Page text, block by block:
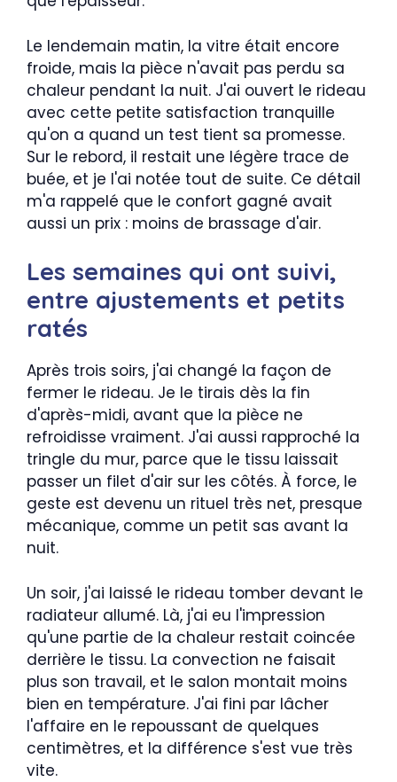
Le lendemain matin, la vitre était encore
froide, mais la pièce n'avait pas perdu sa
chaleur pendant la nuit. J'ai ouvert le rideau
avec cette petite satisfaction tranquille
qu'on a quand un test tient sa promesse.
Sur le rebord, il restait une légère trace de
buée, et je l'ai notée tout de suite. Ce détail
m'a rappelé que le confort gagné avait
aussi un prix : moins de brassage d'air.
Les semaines qui ont suivi,
entre ajustements et petits
ratés
Après trois soirs, j'ai changé la façon de
fermer le rideau. Je le tirais dès la fin
d'après-midi, avant que la pièce ne
refroidisse vraiment. J'ai aussi rapproché la
tringle du mur, parce que le tissu laissait
passer un filet d'air sur les côtés. À force, le
geste est devenu un rituel très net, presque
mécanique, comme un petit sas avant la
nuit.
Un soir, j'ai laissé le rideau tomber devant le
radiateur allumé. Là, j'ai eu l'impression
qu'une partie de la chaleur restait coincée
derrière le tissu. La convection ne faisait
plus son travail, et le salon montait moins
bien en température. J'ai fini par lâcher
l'affaire en le repoussant de quelques
centimètres, et la différence s'est vue très
vite.